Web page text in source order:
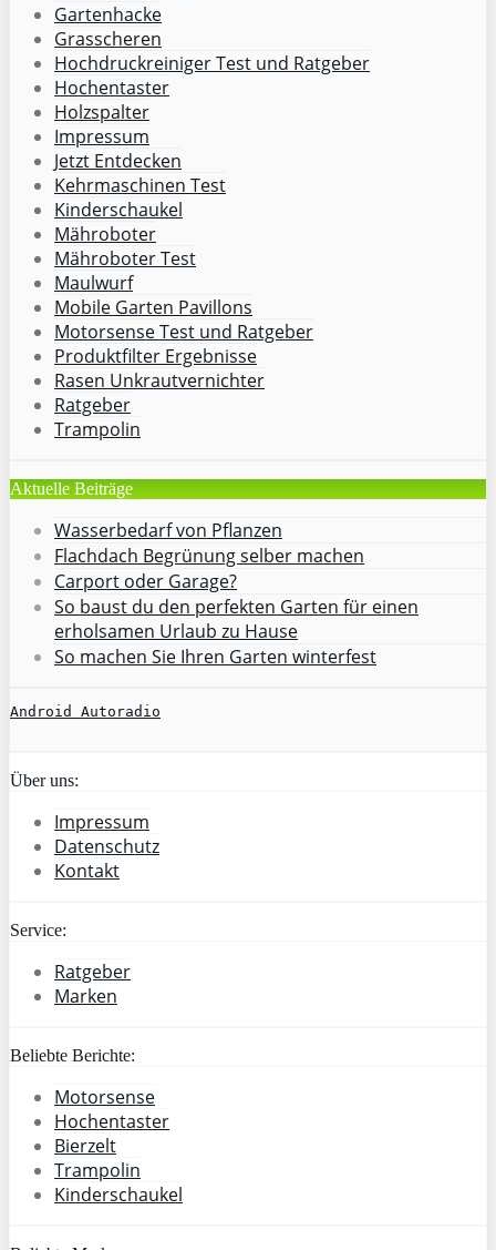
Gartenhacke
Grasscheren
Hochdruckreiniger Test und Ratgeber
Hochentaster
Holzspalter
Impressum
Jetzt Entdecken
Kehrmaschinen Test
Kinderschaukel
Mähroboter
Mähroboter Test
Maulwurf
Mobile Garten Pavillons
Motorsense Test und Ratgeber
Produktfilter Ergebnisse
Rasen Unkrautvernichter
Ratgeber
Trampolin
Aktuelle Beiträge
Wasserbedarf von Pflanzen
Flachdach Begrünung selber machen
Carport oder Garage?
So baust du den perfekten Garten für einen
erholsamen Urlaub zu Hause
So machen Sie Ihren Garten winterfest
Android Autoradio
Über uns:
Impressum
Datenschutz
Kontakt
Service:
Ratgeber
Marken
Beliebte Berichte:
Motorsense
Hochentaster
Bierzelt
Trampolin
Kinderschaukel